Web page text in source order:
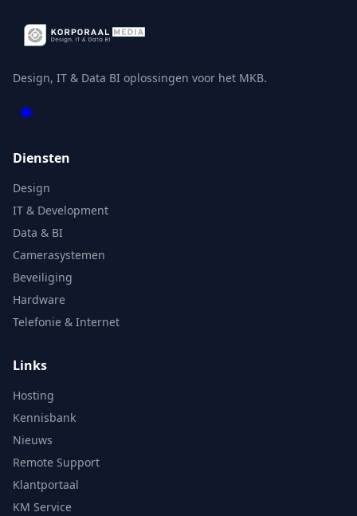
Design, IT & Data BI oplossingen voor het MKB.
Diensten
Design
IT & Development
Data & BI
Camerasystemen
Beveiliging
Hardware
Telefonie & Internet
Links
Hosting
Kennisbank
Nieuws
Remote Support
Klantportaal
KM Service